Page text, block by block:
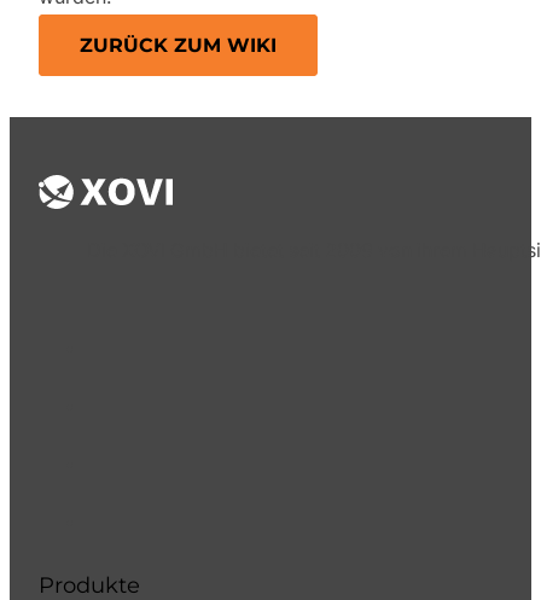
ZURÜCK ZUM WIKI
Die XOVI GmbH bietet seit 2009 von ihrem
Produkte